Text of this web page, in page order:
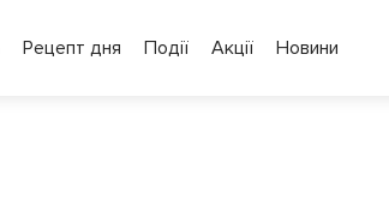
Рецепт дня Події Акції Новини